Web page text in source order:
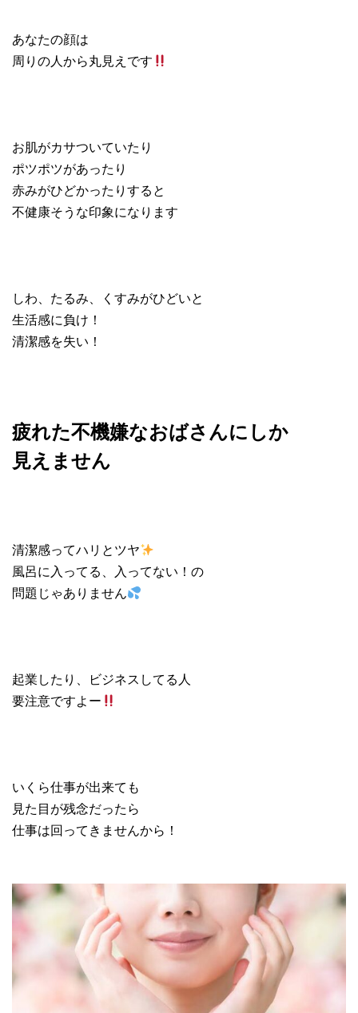
あなたの顔は
周りの人から丸見えです
お肌がカサついていたり
ポツポツがあったり
赤みがひどかったりすると
不健康そうな印象になります
しわ、たるみ、くすみがひどいと
生活感に負け！
清潔感を失い！
疲れた不機嫌なおばさんにしか
見えません
清潔感ってハリとツヤ
風呂に入ってる、入ってない！の
問題じゃありません
起業したり、ビジネスしてる人
要注意ですよー
いくら仕事が出来ても
見た目が残念だったら
仕事は回ってきませんから！